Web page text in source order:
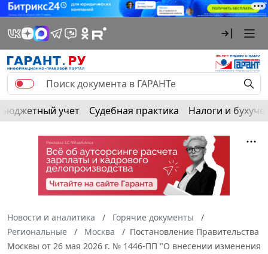
Бюджетный учет Судебная практика Налоги и
Новости и аналитика
Горячие документы
Региональные
Москва
Постановление Правительства
Москвы от 26 мая 2026 г. № 1446-ПП "О внесении изменения